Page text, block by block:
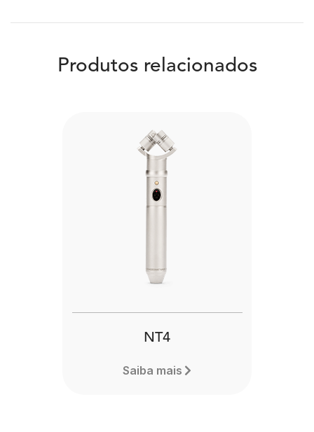
Produtos relacionados
NT4
Saiba mais